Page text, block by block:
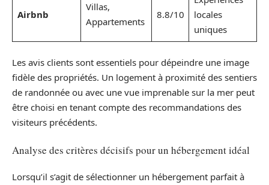
Airbnb
Villas,
Appartements
8.8/10
locales
uniques
Les avis clients sont essentiels pour dépeindre une image
fidèle des propriétés. Un logement à proximité des sentiers
de randonnée ou avec une vue imprenable sur la mer peut
être choisi en tenant compte des recommandations des
visiteurs précédents.
Analyse des critères décisifs pour un hébergement idéal
Lorsqu’il s’agit de sélectionner un hébergement parfait à